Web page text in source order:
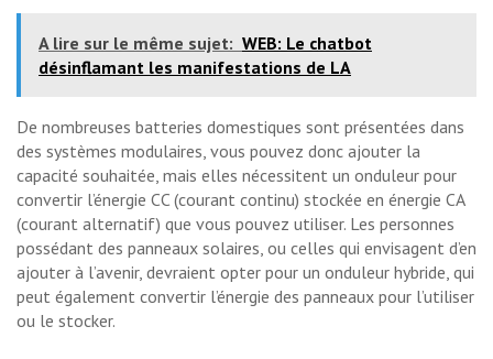
A lire sur le même sujet: WEB: Le chatbot
désinflamant les manifestations de LA
De nombreuses batteries domestiques sont présentées dans
des systèmes modulaires, vous pouvez donc ajouter la
capacité souhaitée, mais elles nécessitent un onduleur pour
convertir l’énergie CC (courant continu) stockée en énergie CA
(courant alternatif) que vous pouvez utiliser. Les personnes
possédant des panneaux solaires, ou celles qui envisagent d’en
ajouter à l’avenir, devraient opter pour un onduleur hybride, qui
peut également convertir l’énergie des panneaux pour l’utiliser
ou le stocker.